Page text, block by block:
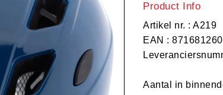
Product Info
Artikel nr. : A219
EAN :
Aantal in